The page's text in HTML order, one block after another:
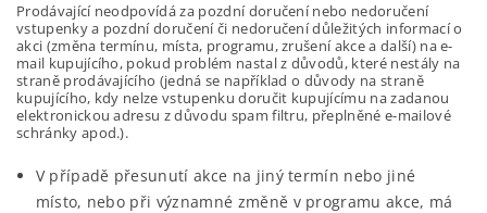
Prodávající neodpovídá za pozdní doručení nebo nedoručení
vstupenky a pozdní doručení či nedoručení důležitých informací o
akci (změna termínu, místa, programu, zrušení akce a další) na e-
mail kupujícího, pokud problém nastal z důvodů, které nestály na
straně prodávajícího (jedná se například o důvody na straně
kupujícího, kdy nelze vstupenku doručit kupujícímu na zadanou
elektronickou adresu z důvodu spam filtru, přeplněné e-mailové
schránky apod.).
V případě přesunutí akce na jiný termín nebo jiné
místo, nebo při významné změně v programu akce, má